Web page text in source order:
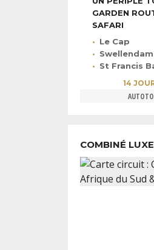
GARDEN
SAFARI
Le Cap
Swellendam
St Francis
14
COMBINÉ